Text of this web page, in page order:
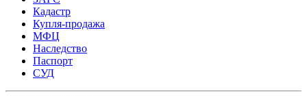
Кадастр
Купля-продажа
МФЦ
Наследство
Паспорт
СУД